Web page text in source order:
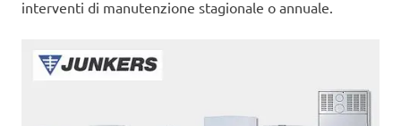
interventi di manutenzione stagionale o annuale.